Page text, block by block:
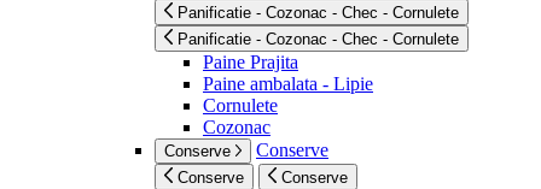
Panificatie - Cozonac - Chec - Cornulete
Panificatie - Cozonac - Chec - Cornulete
Paine Prajita
Paine ambalata - Lipie
Cornulete
Cozonac
Conserve Conserve
Conserve Conserve